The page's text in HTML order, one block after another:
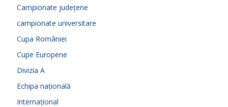
Campionate județene
campionate universitare
Cupa României
Cupe Europene
Divizia A
Echipa națională
Internațional